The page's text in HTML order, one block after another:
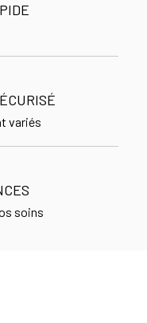
variés
soins